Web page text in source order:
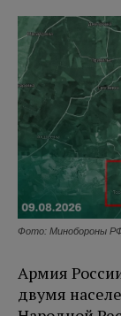
Фото: Минобороны
Армия
двумя